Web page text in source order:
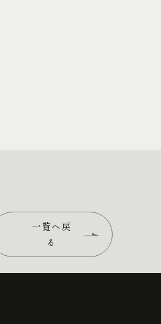
一覧へ戻
る